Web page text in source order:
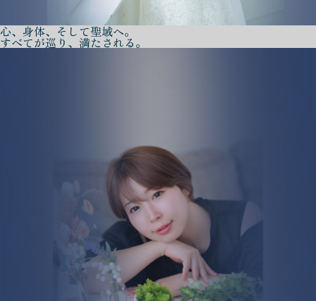
心、身体、そして聖域へ。
すべてが巡り、満たされる。